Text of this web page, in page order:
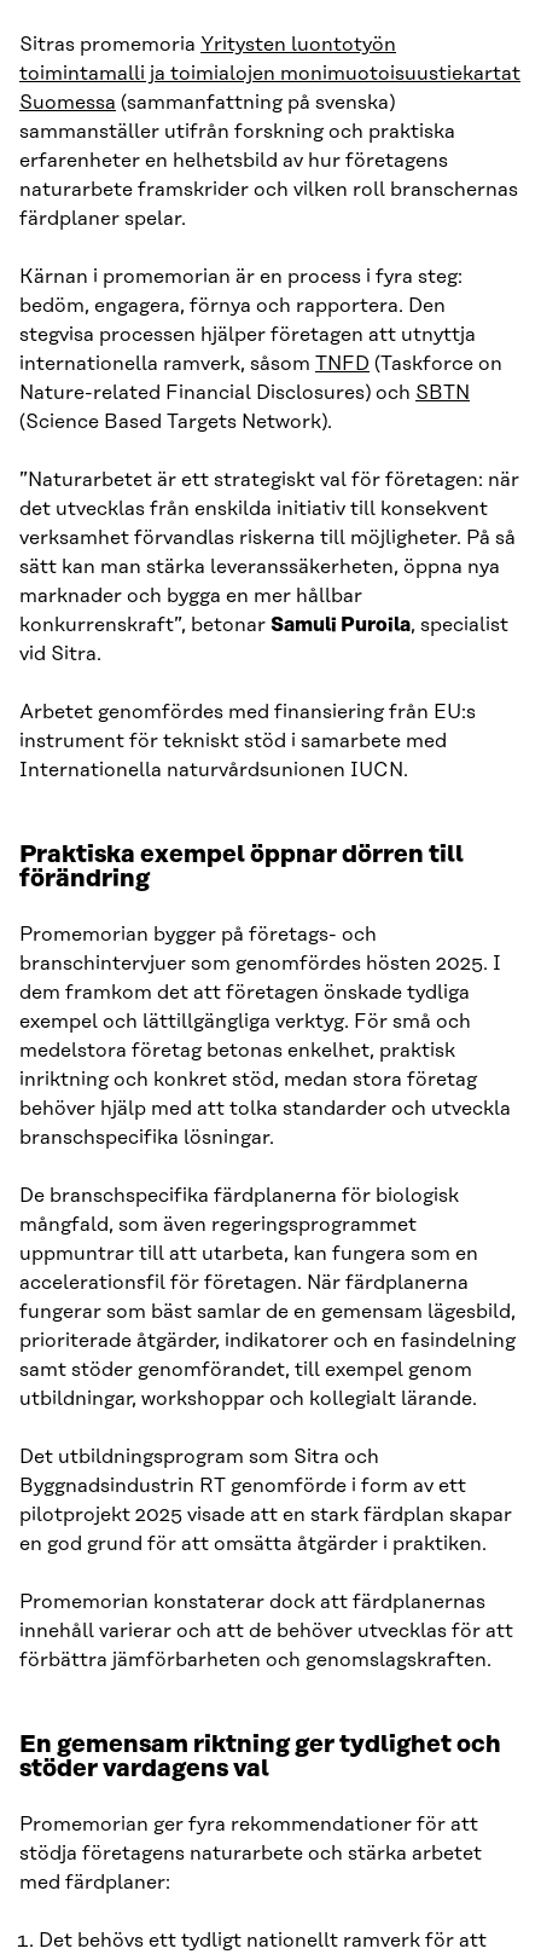
Sitras promemoria Yritysten luontotyön
toimintamalli ja toimialojen monimuotoisuustiekartat
Suomessa (sammanfattning på svenska)
sammanställer utifrån forskning och praktiska
erfarenheter en helhetsbild av hur företagens
naturarbete framskrider och vilken roll branschernas
färdplaner spelar.
Kärnan i promemorian är en process i fyra steg:
bedöm, engagera, förnya och rapportera. Den
stegvisa processen hjälper företagen att utnyttja
internationella ramverk, såsom TNFD (Taskforce on
Nature-related Financial Disclosures) och SBTN
(Science Based Targets Network).
”Naturarbetet är ett strategiskt val för företagen: när
det utvecklas från enskilda initiativ till konsekvent
verksamhet förvandlas riskerna till möjligheter. På så
sätt kan man stärka leveranssäkerheten, öppna nya
marknader och bygga en mer hållbar
konkurrenskraft”, betonar Samuli Puroila, specialist
vid Sitra.
Arbetet genomfördes med finansiering från EU:s
instrument för tekniskt stöd i samarbete med
Internationella naturvårdsunionen IUCN.
Praktiska exempel öppnar dörren till
förändring
Promemorian bygger på företags- och
branschintervjuer som genomfördes hösten 2025. I
dem framkom det att företagen önskade tydliga
exempel och lättillgängliga verktyg. För små och
medelstora företag betonas enkelhet, praktisk
inriktning och konkret stöd, medan stora företag
behöver hjälp med att tolka standarder och utveckla
branschspecifika lösningar.
De branschspecifika färdplanerna för biologisk
mångfald, som även regeringsprogrammet
uppmuntrar till att utarbeta, kan fungera som en
accelerationsfil för företagen. När färdplanerna
fungerar som bäst samlar de en gemensam lägesbild,
prioriterade åtgärder, indikatorer och en fasindelning
samt stöder genomförandet, till exempel genom
utbildningar, workshoppar och kollegialt lärande.
Det utbildningsprogram som Sitra och
Byggnadsindustrin RT genomförde i form av ett
pilotprojekt 2025 visade att en stark färdplan skapar
en god grund för att omsätta åtgärder i praktiken.
Promemorian konstaterar dock att färdplanernas
innehåll varierar och att de behöver utvecklas för att
förbättra jämförbarheten och genomslagskraften.
En gemensam riktning ger tydlighet och
stöder vardagens val
Promemorian ger fyra rekommendationer för att
stödja företagens naturarbete och stärka arbetet
med färdplaner:
Det behövs ett tydligt nationellt ramverk för att